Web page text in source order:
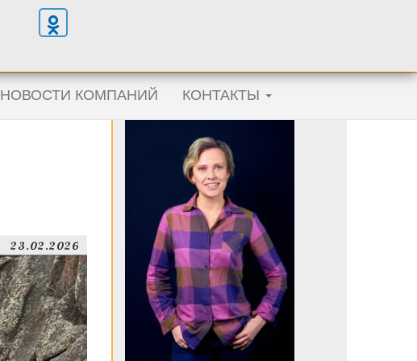
НОВОСТИ КОМПАНИЙ КОНТАКТЫ
23.02.2026